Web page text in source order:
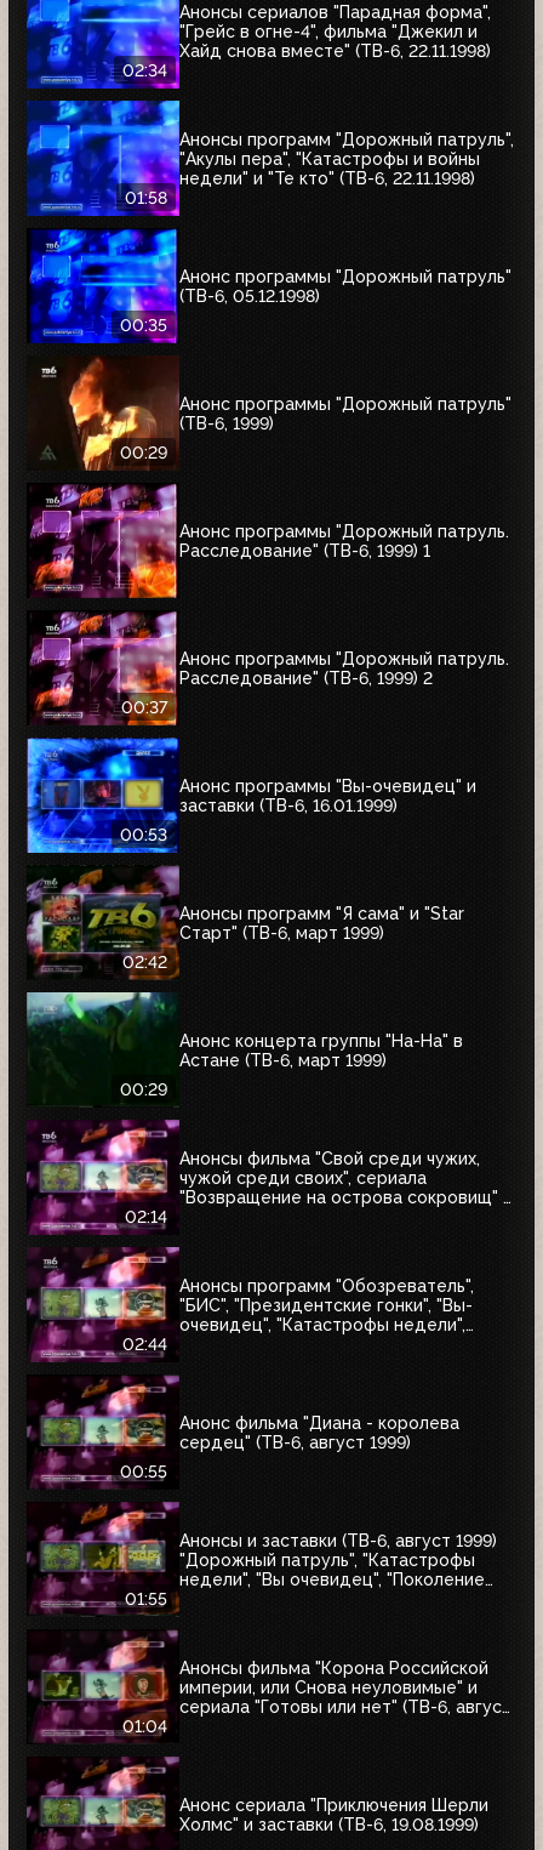
02:34
Анонсы сериалов "Парадная форма",
"Грейс в огне-4", фильма "Джекил и
Хайд снова вместе" (ТВ-6, 22.11.1998)
01:58
Анонсы программ "Дорожный патруль",
"Акулы пера", "Катастрофы и войны
недели" и "Те кто" (ТВ-6, 22.11.1998)
00:35
Анонс программы "Дорожный патруль"
(ТВ-6, 05.12.1998)
00:29
Анонс программы "Дорожный патруль"
(ТВ-6, 1999)
Анонс программы "Дорожный патруль.
Расследование" (ТВ-6, 1999) 1
00:37
Анонс программы "Дорожный патруль.
Расследование" (ТВ-6, 1999) 2
00:53
Анонс программы "Вы-очевидец" и
заставки (ТВ-6, 16.01.1999)
02:42
Анонсы программ "Я сама" и "Star
Старт" (ТВ-6, март 1999)
00:29
Анонс концерта группы "На-На" в
Астане (ТВ-6, март 1999)
02:14
Анонсы фильма "Свой среди чужих,
чужой среди своих", сериала
"Возвращение на острова сокровищ" и
02:44
Анонсы программ "Обозреватель",
"БИС", "Президентские гонки", "Вы-
очевидец", "Катастрофы недели",
00:55
Анонс фильма "Диана - королева
сердец" (ТВ-6, август 1999)
01:55
Анонсы и заставки (ТВ-6, август 1999)
"Дорожный патруль", "Катастрофы
недели", "Вы очевидец", "Поколение
01:04
Анонсы фильма "Корона Российской
империи, или Снова неуловимые" и
сериала "Готовы или нет" (ТВ-6, август
Анонс сериала "Приключения Шерли
Холмс" и заставки (ТВ-6, 19.08.1999)